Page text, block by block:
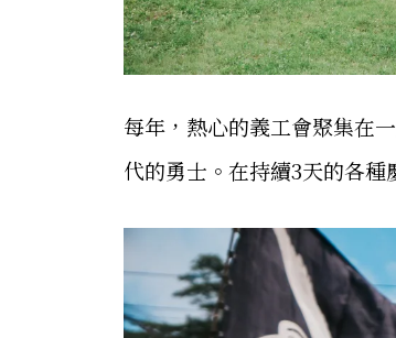
每年，熱心的義工會聚集在
代的勇士。在持續3天的各種